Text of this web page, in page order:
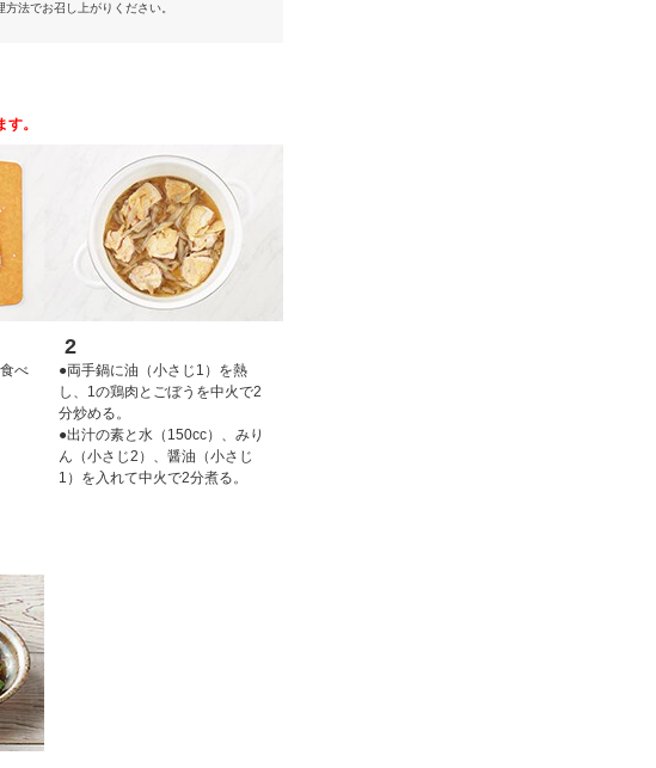
法でお召し上がりください。
。
べ
2
●両手鍋に油（小さじ1）を熱
し、1の鶏肉とごぼうを中火で2
分炒める。
●出汁の素と水（150cc）、みり
ん（小さじ2）、醤油（小さじ
1）を入れて中火で2分煮る。